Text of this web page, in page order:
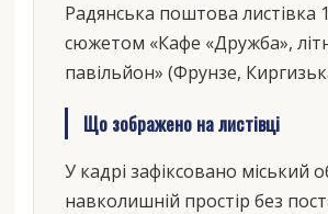
Радянська поштова листівка
сюжетом «Кафе «Дружба»,
павільйон» (Фрунзе,
Що зображено на листівці
У кадрі зафіксовано міський
навколишній простір без